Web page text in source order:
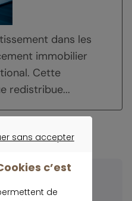
dans les
immobilier
Cette
redistribue...
2023
sans accepter
c’est
de